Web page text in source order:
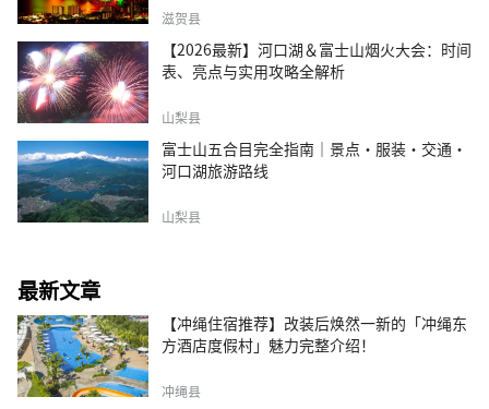
滋贺县
【2026最新】河口湖＆富士山烟火大会：时间
表、亮点与实用攻略全解析
山梨县
富士山五合目完全指南｜景点·服装·交通·
河口湖旅游路线
山梨县
最新文章
【冲绳住宿推荐】改装后焕然一新的「冲绳东
方酒店度假村」魅力完整介绍！
冲绳县